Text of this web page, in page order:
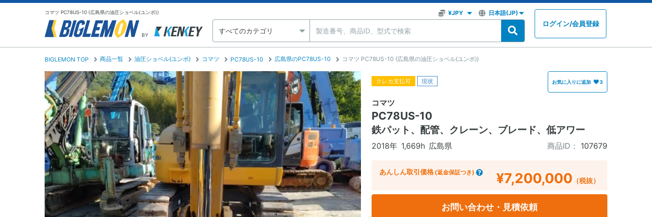
コマツ PC78US-10 (広島県の油圧ショベル(ユンボ))
BY
ログイン/会員登録
BIGLEMON TOP 商品一覧 油圧ショベル(ユンボ) コマツ PC78US-10 広島県のPC78US-10 コマツ PC78US-10 (広島県の油圧ショベル(ユンボ))
クレカ支払可 現状 お気に入りに追加 3
コマツ
PC78US-10
鉄パット、配管、クレーン、ブレード、低アワー
2018年 1,669h 広島県 商品ID： 107679
あんしん取引価格 (返金保証つき) ¥7,200,000 （税抜）
お問い合わせ・見積依頼